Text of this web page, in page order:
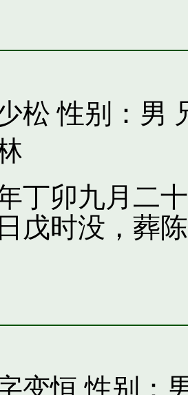
松 性别：男
丁卯九月二
戊时没，葬
变恒 性别：